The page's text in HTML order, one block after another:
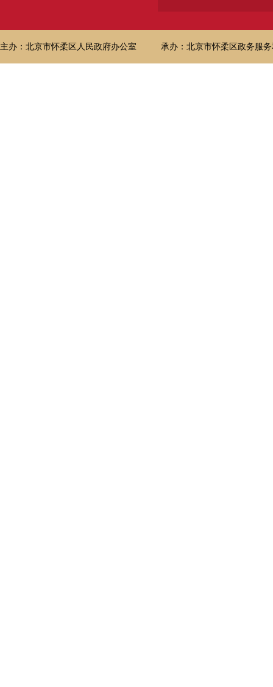
主办：北京市怀柔区人民政府办公室 承办：北京市怀柔区政务服